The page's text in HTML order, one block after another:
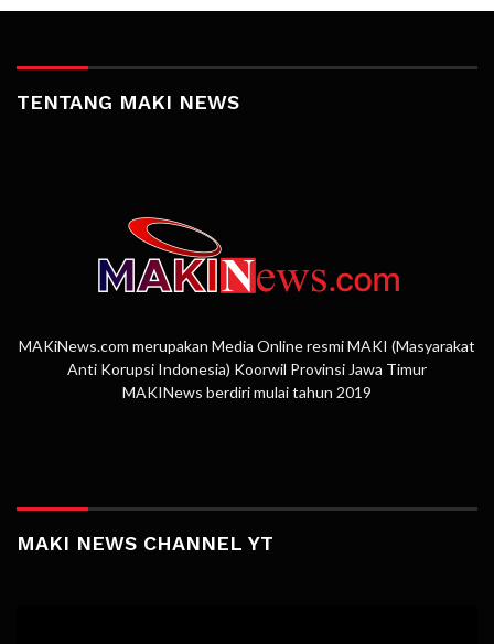
TENTANG MAKI NEWS
MAKiNews.com merupakan Media Online resmi MAKI (Masyarakat
Anti Korupsi Indonesia) Koorwil Provinsi Jawa Timur
MAKINews berdiri mulai tahun 2019
MAKI NEWS CHANNEL YT